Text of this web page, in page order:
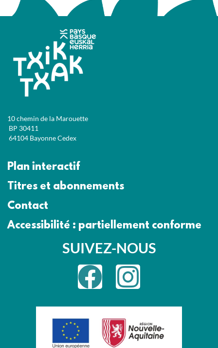
10 chemin de la Marouette
BP 30411
64104 Bayonne Cedex
Plan interactif
Titres et abonnements
Contact
Accessibilité : partiellement conforme
SUIVEZ-NOUS